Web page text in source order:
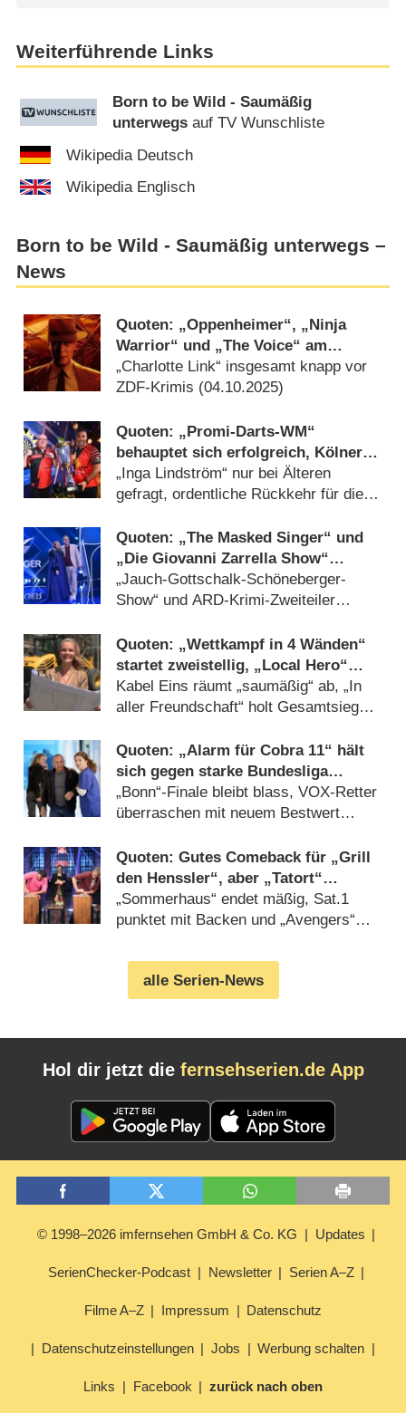
Weiterführende Links
Born to be Wild - Saumäßig
unterwegs auf TV Wunschliste
Wikipedia Deutsch
Wikipedia Englisch
Born to be Wild - Saumäßig unterwegs –
News
Quoten: „Oppenheimer“, „Ninja
Warrior“ und „The Voice“ am
Feiertag gleichauf
„Charlotte Link“ insgesamt knapp vor
ZDF-Krimis (04.10.2025)
Quoten: „Promi-Darts-WM“
behauptet sich erfolgreich, Kölner
„Tatort“ fesselt fast zehn Millionen
„Inga Lindström“ nur bei Älteren
gefragt, ordentliche Rückkehr für die
Quoten: „The Masked Singer“ und
„Die Giovanni Zarrella Show“
stürzen auf Tiefstwerte
„Jauch-Gottschalk-Schöneberger-
Show“ und ARD-Krimi-Zweiteiler
Quoten: „Wettkampf in 4 Wänden“
startet zweistellig, „Local Hero“
endet gewohnt mies
Kabel Eins räumt „saumäßig“ ab, „In
aller Freundschaft“ holt Gesamtsieg
Quoten: „Alarm für Cobra 11“ hält
sich gegen starke Bundesliga
schadlos
„Bonn“-Finale bleibt blass, VOX-Retter
überraschen mit neuem Bestwert
Quoten: Gutes Comeback für „Grill
den Henssler“, aber „Tatort“
unantastbar
„Sommerhaus“ endet mäßig, Sat.1
punktet mit Backen und „Avengers“
alle Serien-News
Hol dir jetzt die fernsehserien.de App
© 1998–2026 imfernsehen GmbH & Co. KG Updates
SerienChecker-Podcast Newsletter Serien A–Z
Filme A–Z Impressum Datenschutz
Datenschutzeinstellungen Jobs Werbung schalten
Links Facebook zurück nach oben